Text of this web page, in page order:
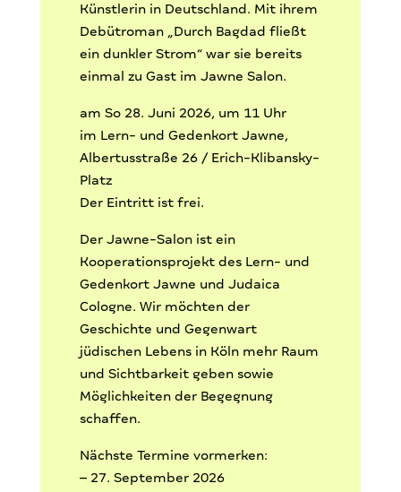
Künstlerin in Deutschland. Mit ihrem
Debütroman „Durch Bagdad fließt
ein dunkler Strom“ war sie bereits
einmal zu Gast im Jawne Salon.
am So 28. Juni 2026, um 11 Uhr
im Lern- und Gedenkort Jawne,
Albertusstraße 26 / Erich-Klibansky-
Platz
Der Eintritt ist frei.
Der Jawne-Salon ist ein
Kooperationsprojekt des Lern- und
Gedenkort Jawne und Judaica
Cologne. Wir möchten der
Geschichte und Gegenwart
jüdischen Lebens in Köln mehr Raum
und Sichtbarkeit geben sowie
Möglichkeiten der Begegnung
schaffen.
Nächste Termine vormerken:
– 27. September 2026